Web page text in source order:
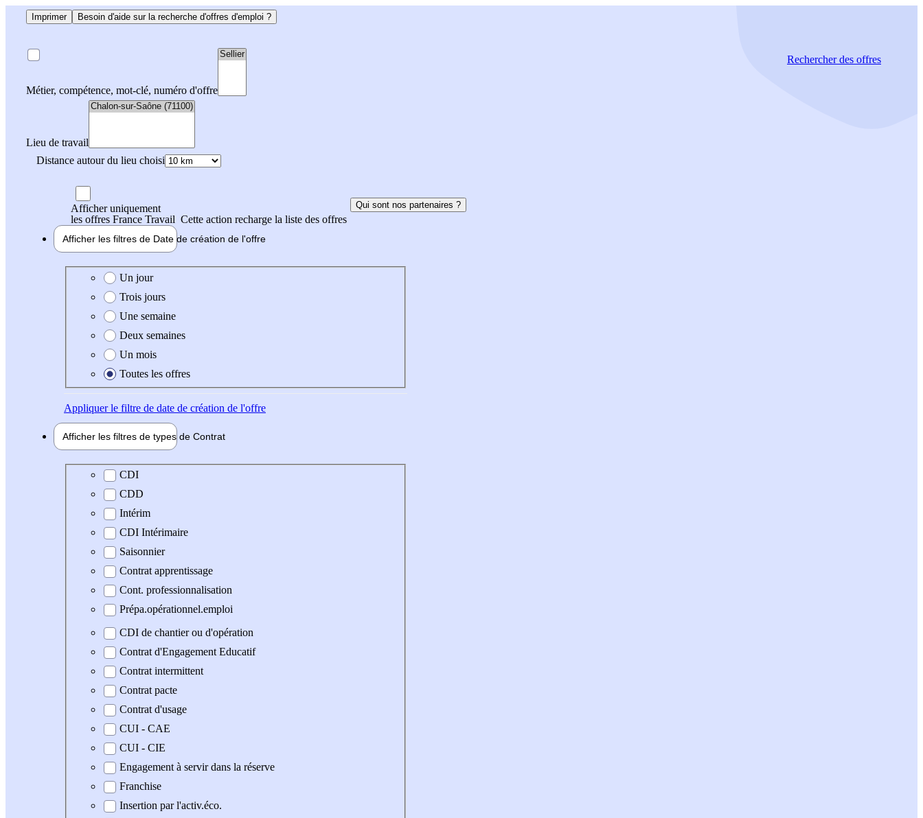
Imprimer Besoin d'aide sur la recherche d'offres d'emploi ?
Métier, compétence, mot-clé, numéro d'offre
Lieu de travail
Distance autour du lieu choisi
Rechercherdes offres
Afficher uniquement
les offres France Travail Cette action recharge la liste des offres
Qui sont nos partenaires ?
Afficher les filtres de Date de création de l'offre
Date de création de l'offre
Un jour
Trois jours
Une semaine
Deux semaines
Un mois
Toutes les offres
Appliquerle filtre de date de création de l'offre
Afficher les filtres de types de Contrat
Type de contrat
CDI
CDD
Intérim
CDI Intérimaire
Saisonnier
Contrat apprentissage
Cont. professionnalisation
Prépa.opérationnel.emploi
CDI de chantier ou d'opération
Contrat d'Engagement Educatif
Contrat intermittent
Contrat pacte
Contrat d'usage
CUI - CAE
CUI - CIE
Engagement à servir dans la réserve
Franchise
Insertion par l'activ.éco.